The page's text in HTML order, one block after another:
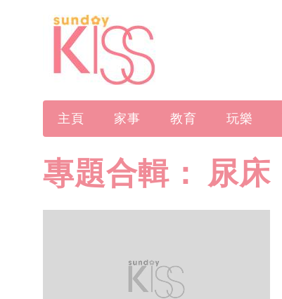
主頁 家事 教育 玩樂
專題合輯： 尿床